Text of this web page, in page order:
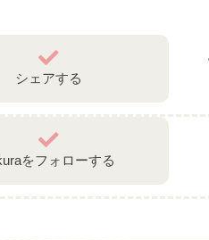
シェアする
をフォローする